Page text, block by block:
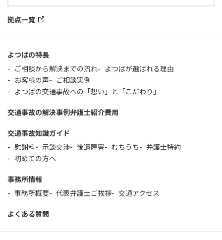
拠点一覧
よつばの特長
ご相談から解決までの流れ
よつばが選ばれる理由
お客様の声
ご相談実例
よつばの交通事故への「想い」と「こだわり」
交通事故の解決事例弁護士紹介費用
交通事故知識ガイド
慰謝料
示談交渉 後遺障害 むちうち
弁護士特約
初めての方へ
事務所情報
事務所概要
代表弁護士ご挨拶 交通アクセス
よくある質問